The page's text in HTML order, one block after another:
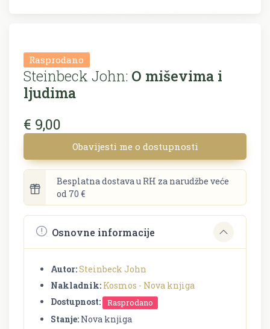
Rasprodano
Steinbeck John: O miševima i
ljudima
€ 9,00
Obavijesti me o dostupnosti
Besplatna dostava u RH za narudžbe veće
od 70 €
Osnovne informacije
Autor:Steinbeck John
Nakladnik: Kosmos - Nova knjiga
Dostupnost:
Rasprodano
Stanje: Nova knjiga